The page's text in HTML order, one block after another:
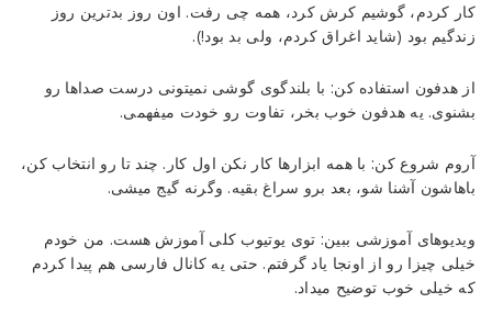
کار کردم، گوشیم کرش کرد، همه چی رفت. اون روز بدترین روز
زندگیم بود (شاید اغراق کردم، ولی بد بود!).
از هدفون استفاده کن: با بلندگوی گوشی نمیتونی درست صداها رو
بشنوی. یه هدفون خوب بخر، تفاوت رو خودت میفهمی.
آروم شروع کن: با همه ابزارها کار نکن اول کار. چند تا رو انتخاب کن،
باهاشون آشنا شو، بعد برو سراغ بقیه. وگرنه گیج میشی.
ویدیوهای آموزشی ببین: توی یوتیوب کلی آموزش هست. من خودم
خیلی چیزا رو از اونجا یاد گرفتم. حتی یه کانال فارسی هم پیدا کردم
که خیلی خوب توضیح میداد.